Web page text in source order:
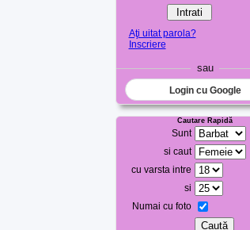
Aţi uitat parola?
Inscriere
sau
Login cu Google
Cautare Rapidă
Sunt
si caut
cu varsta intre
si
Numai cu foto